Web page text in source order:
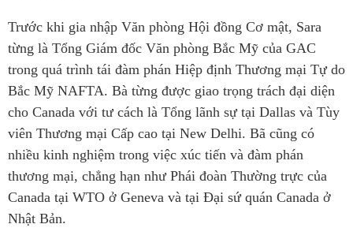
i-LEAD
NETWORKS
CanWIN
Distinguished Fellows
APEC
PECC
APEC-Canada Growing
Business Partnership
(MSMEs)
Canada In Asia Conference
CPTPP Portal
Trước khi gia nhập Văn phòng Hội đồng Cơ mật, Sara
từng là Tổng Giám đốc Văn phòng Bắc Mỹ của GAC
trong quá trình tái đàm phán Hiệp định Thương mại Tự do
Bắc Mỹ NAFTA. Bà từng được giao trọng trách đại diện
cho Canada với tư cách là Tổng lãnh sự tại Dallas và Tùy
viên Thương mại Cấp cao tại New Delhi. Bã cũng có
nhiều kinh nghiệm trong việc xúc tiến và đàm phán
thương mại, chẳng hạn nhưPhái đoàn Thường trực của
Canada tại WTO ở Geneva và tại Đại sứ quán Canada ở
Nhật Bản.